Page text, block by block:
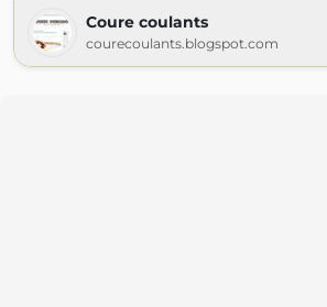
Coure coulants
courecoulants.blogspot.com